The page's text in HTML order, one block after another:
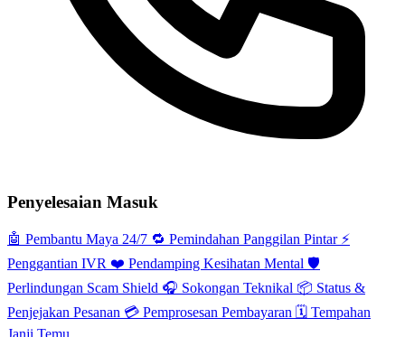
Penyelesaian Masuk
🤖 Pembantu Maya 24/7 🔁 Pemindahan Panggilan Pintar ⚡️
Penggantian IVR ❤️ Pendamping Kesihatan Mental 🛡️
Perlindungan Scam Shield 🎧 Sokongan Teknikal 📦 Status &
Penjejakan Pesanan 💳 Pemprosesan Pembayaran 🗓️ Tempahan